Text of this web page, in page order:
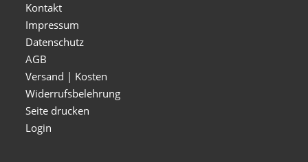
Kontakt
Impressum
Datenschutz
AGB
Versand | Kosten
Widerrufsbelehrung
Seite drucken
Login